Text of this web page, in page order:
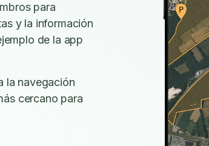
para
y la información
de la app
la navegación
cercano para